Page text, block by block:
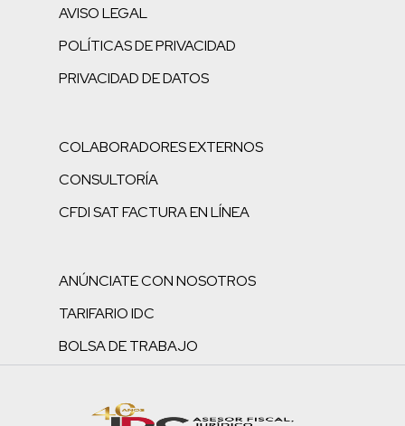
AVISO LEGAL
POLÍTICAS DE PRIVACIDAD
PRIVACIDAD DE DATOS
COLABORADORES EXTERNOS
CONSULTORÍA
CFDI SAT FACTURA EN LÍNEA
ANÚNCIATE CON NOSOTROS
TARIFARIO IDC
BOLSA DE TRABAJO